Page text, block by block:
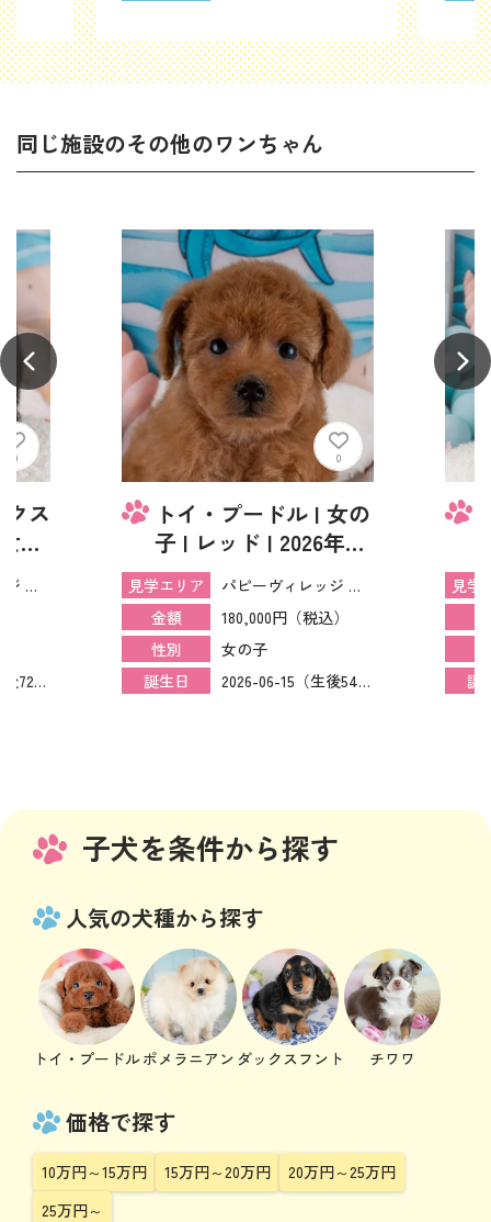
同じ施設のその他のワンちゃん
0
ス
の
月
パピーヴィレッジ ライチョウ
2026-05-28（生後72日）
0
トイ・プードル | 女の
子 | レッド | 2026年6
月15日（ID:dog-
40001305）
見学エリア
パピーヴィレッジ ライチョウ
金額
180,000円（税込）
性別
女の子
誕生日
2026-06-15（生後54日）
見学
誕
子犬を条件から探す
人気の犬種から探す
トイ・プードルポメラニアン ダックスフント チワワ
価格で探す
10万円～15万円 15万円～20万円
20万円～25万円
25万円～